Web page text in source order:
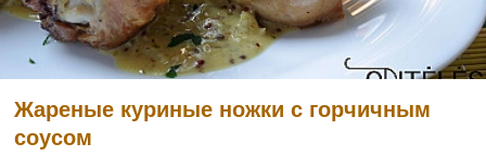
Жареные куриные ножки с горчичным
соусом